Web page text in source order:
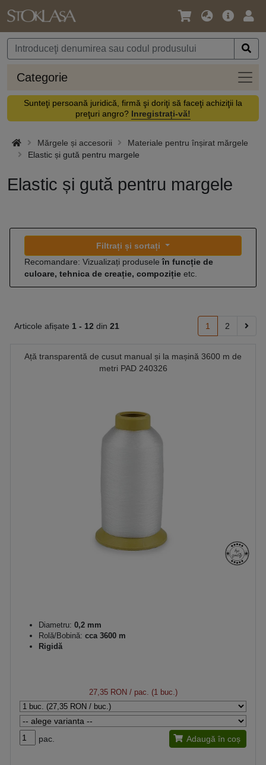
Limbă
Monedă
Meniul
Categorie
Sunteţi persoană juridică, firmă şi doriţi să faceţi achiziţii la
preţuri angro? Inregistrați-vă!
Mărgele și accesorii
Materiale pentru înșirat mărgele
Elastic și gută pentru margele
Elastic și gută pentru margele
Filtrați și sortați
Recomandare: Vizualizați produseleîn funcție de
culoare, tehnica de creație, compoziție etc.
Articole afișate 1 - 12 din 21 1 2
Ață transparentă de cusut manual și la mașină 3600 m de
metri PAD 240326
Diametru: 0,2 mm
Rolă/Bobină: cca 3600 m
Rigidă
27,35 RON/ pac. (1 buc.)
pac. Adaugă în coș